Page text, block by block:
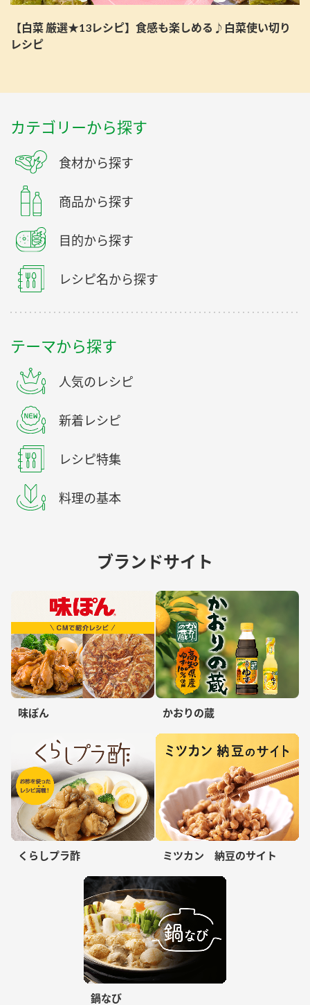
【白菜 厳選★13レシピ】食感も楽しめる♪白菜使い切り
レシピ
カテゴリーから探す
食材から探す
商品から探す
目的から探す
レシピ名から探す
テーマから探す
人気のレシピ
新着レシピ
レシピ特集
料理の基本
ブランドサイト
味ぽん かおりの蔵
くらしプラ酢 ミツカン 納豆のサイト
鍋なび